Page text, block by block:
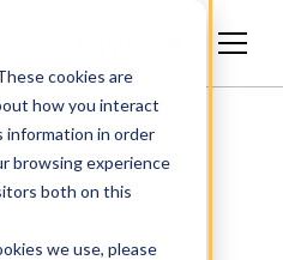
cookies are
how you interact
information in order
browsing experience
both on this
we use, please